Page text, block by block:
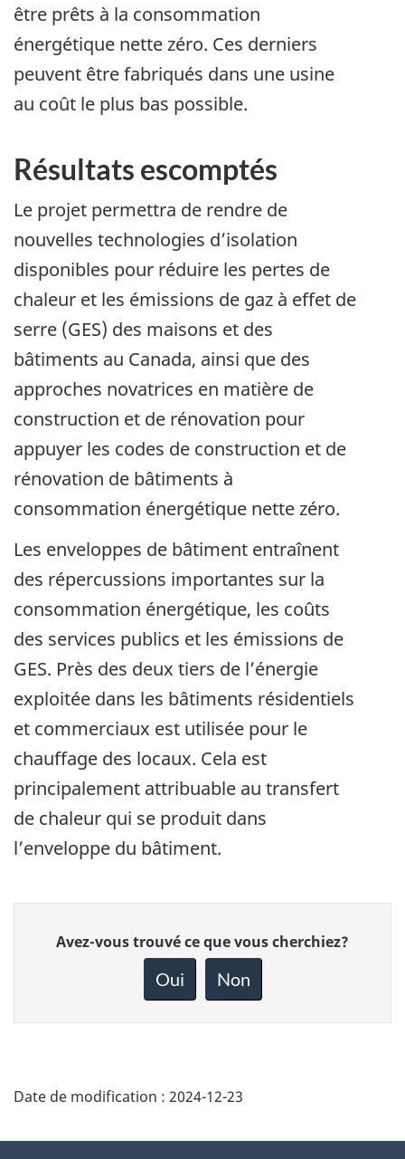
être prêts à la consommation
énergétique nette zéro. Ces derniers
peuvent être fabriqués dans une usine
au coût le plus bas possible.
Résultats escomptés
Le projet permettra de rendre de
nouvelles technologies d’isolation
disponibles pour réduire les pertes de
chaleur et les émissions de gaz à effet de
serre (GES) des maisons et des
bâtiments au Canada, ainsi que des
approches novatrices en matière de
construction et de rénovation pour
appuyer les codes de construction et de
rénovation de bâtiments à
consommation énergétique nette zéro.
Les enveloppes de bâtiment entraînent
des répercussions importantes sur la
consommation énergétique, les coûts
des services publics et les émissions de
GES. Près des deux tiers de l’énergie
exploitée dans les bâtiments résidentiels
et commerciaux est utilisée pour le
chauffage des locaux. Cela est
principalement attribuable au transfert
de chaleur qui se produit dans
l’enveloppe du bâtiment.
Donnez
votre
page
Avez-vous trouvé ce que vous cherchiez?
Oui Non
Date de modification : 2024-12-23